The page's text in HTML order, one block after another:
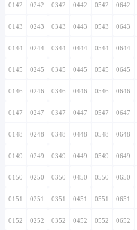
0142 0242 0342 0442 0542 0642
0143 0243 0343 0443 0543 0643
0144 0244 0344 0444 0544 0644
0145 0245 0345 0445 0545 0645
0146 0246 0346 0446 0546 0646
0147 0247 0347 0447 0547 0647
0148 0248 0348 0448 0548 0648
0149 0249 0349 0449 0549 0649
0150 0250 0350 0450 0550 0650
0151 0251 0351 0451 0551 0651
0152 0252 0352 0452 0552 0652